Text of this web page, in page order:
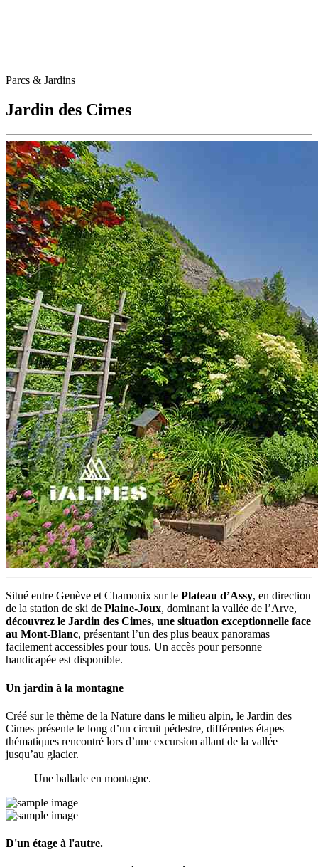
Parcs & Jardins
Jardin des Cimes
Situé entre Genève et Chamonix sur le Plateau d’Assy, en direction
de la station de ski de Plaine-Joux, dominant la vallée de l’Arve,
découvrez le Jardin des Cimes, une situation exceptionnelle face
au Mont-Blanc, présentant l’un des plus beaux panoramas
facilement accessibles pour tous. Un accès pour personne
handicapée est disponible.
Un jardin à la montagne
Créé sur le thème de la Nature dans le milieu alpin, le Jardin des
Cimes présente le long d’un circuit pédestre, différentes étapes
thématiques rencontré lors d’une excursion allant de la vallée
jusqu’au glacier.
Une ballade en montagne.
D'un étage à l'autre.